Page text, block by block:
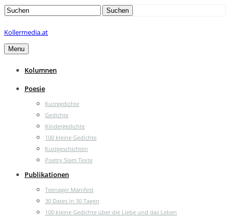
Search
Suchen
Kollermedia.at
Menu
Kolumnen
Poesie
Kurzgedichte
Gedichte
Kindergedichte
100 kleine Gedichte
Kurzgeschichten
Poetry Slam Texte
Publikationen
Teenager Manifest
30 Dates in 30 Tagen
100 kleine Gedichte über die Liebe und das Leben